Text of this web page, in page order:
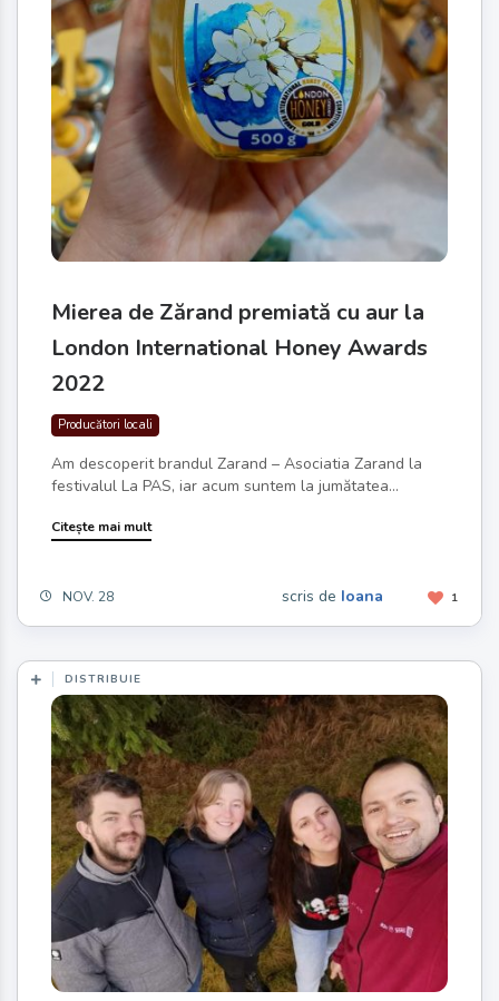
Mierea de Zărand premiată cu aur la
London International Honey Awards
2022
Producători locali
Am descoperit brandul Zarand – Asociatia Zarand la
festivalul La PAS, iar acum suntem la jumătatea...
Citește mai mult
NOV. 28 1
scris de Ioana
DISTRIBUIE